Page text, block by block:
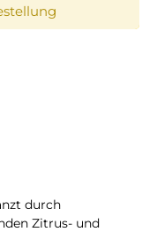
durch
Zitrus- und